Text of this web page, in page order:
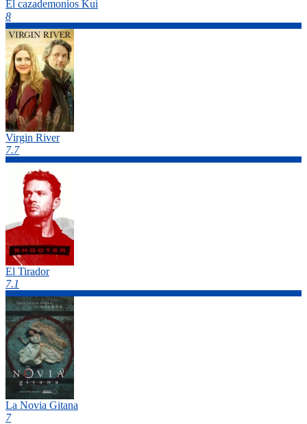
El cazademonios Kui
8
Virgin River
7.7
El Tirador
7.1
La Novia Gitana
7